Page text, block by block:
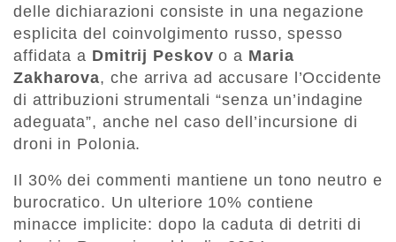
delle dichiarazioni consiste in una negazione
esplicita del coinvolgimento russo, spesso
affidata a Dmitrij Peskov o a Maria
Zakharova, che arriva ad accusare l’Occidente
di attribuzioni strumentali “senza un’indagine
adeguata”, anche nel caso dell’incursione di
droni in Polonia.
Il 30% dei commenti mantiene un tono neutro e
burocratico. Un ulteriore 10% contiene
minacce implicite: dopo la caduta di detriti di